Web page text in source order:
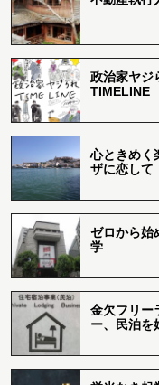
政治家ヤジ
TIMELINE
心ときめく
ザに恋して
ゼロから始
学
金欠フリー
ー、民泊を